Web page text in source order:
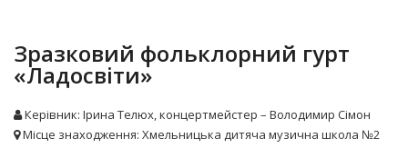
Зразковий фольклорний гурт
«Ладосвіти»
Керівник: Ірина Телюх, концертмейстер – Володимир Сімон
Місце знаходження: Хмельницька дитяча музична школа №2